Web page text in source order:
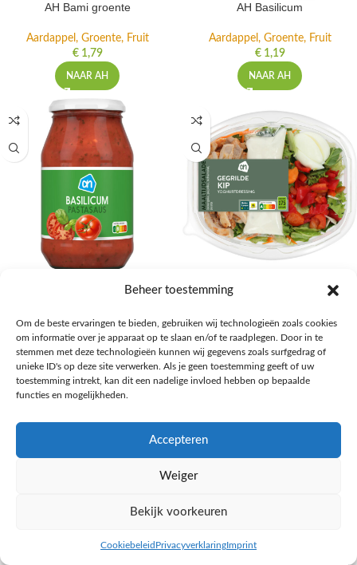
Beheer toestemming
Om de beste ervaringen te bieden, gebruiken wij technologieën zoals cookies
om informatie over je apparaat op te slaan en/of te raadplegen. Door in te
stemmen met deze technologieën kunnen wij gegevens zoals surfgedrag of
unieke ID's op deze site verwerken. Als je geen toestemming geeft of uw
toestemming intrekt, kan dit een nadelige invloed hebben op bepaalde
functies en mogelijkheden.
Accepteren
Weiger
Bekijk voorkeuren
Cookiebeleid PrivacyverklaringImprint
AH Bami groente
Aardappel, Groente, Fruit
€1,79
NAAR AH
AH Basilicum
Aardappel, Groente, Fruit
€1,19
NAAR AH
€1,59
NAAR AH
Salades,Pizza, Maaltijden
€3,39
NAAR AH